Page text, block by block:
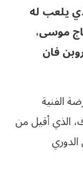
يلعب له
موسى،
فان
الفنية
الذي أقيل من